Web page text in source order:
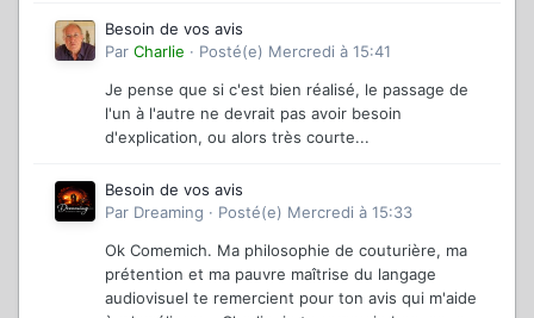
Besoin de vos avis
Par Charlie · Posté(e) Mercredi à 15:41
Je pense que si c'est bien réalisé, le passage de
l'un à l'autre ne devrait pas avoir besoin
d'explication, ou alors très courte...
Besoin de vos avis
Par Dreaming · Posté(e) Mercredi à 15:33
Ok Comemich. Ma philosophie de couturière, ma
prétention et ma pauvre maîtrise du langage
audiovisuel te remercient pour ton avis qui m'aide